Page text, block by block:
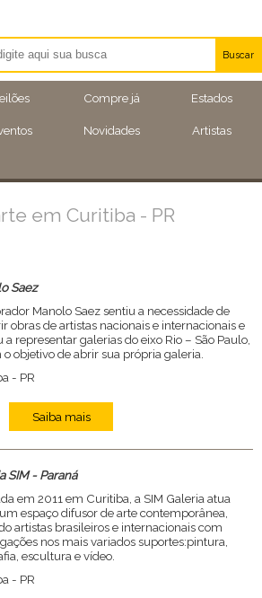
Compre já Estados
Novidades Artistas
Buscar
Artistas
Eventos
em Curitiba - PR
Saez
Manolo Saez sentiu a necessidade de
obras de artistas nacionais e internacionais e
a representar galerias do eixo Rio – São Paulo,
o objetivo de abrir sua própria galeria.
- PR
Saiba mais
SIM - Paraná
em 2011 em Curitiba, a SIM Galeria atua
espaço difusor de arte contemporânea,
artistas brasileiros e internacionais com
nos mais variados suportes:pintura,
escultura e vídeo.
- PR